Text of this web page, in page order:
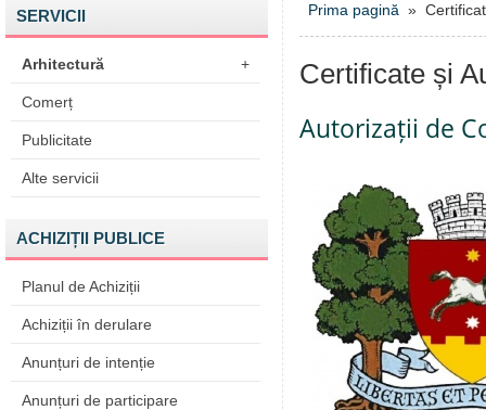
SERVICII
Arhitectură +
Comerț
Publicitate
Alte servicii
ACHIZIȚII PUBLICE
Planul de Achiziții
Achiziții în derulare
Anunțuri de intenție
Anunțuri de participare
Prima pagină »
Certificate și
Autorizații de